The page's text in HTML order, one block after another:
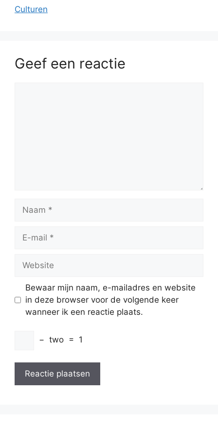
Culturen
Geef een reactie
Naam
Website
Bewaar mijn naam, e-mailadres en website
in deze browser voor de volgende keer
wanneer ik een reactie plaats.
− two = 1